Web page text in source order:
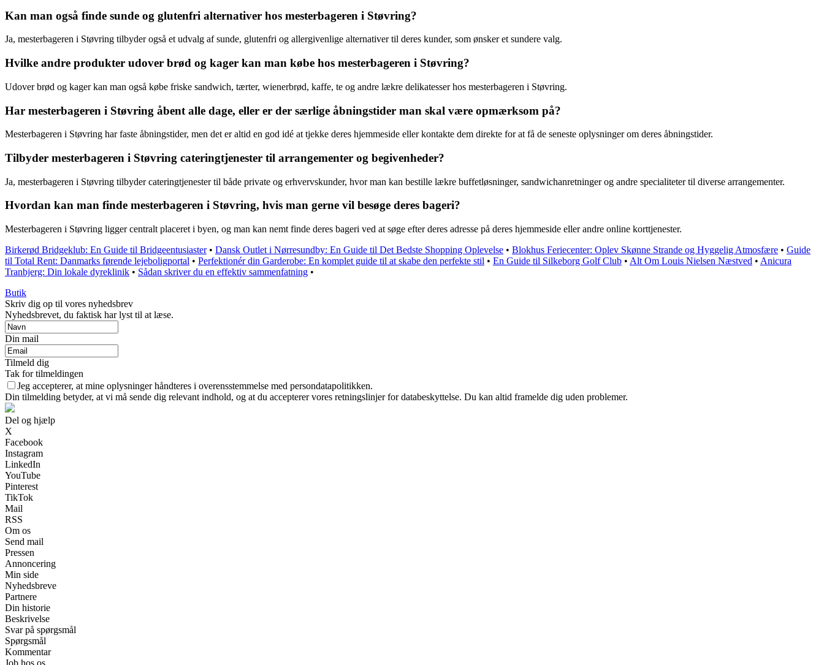
Kan man også finde sunde og glutenfri alternativer hos mesterbageren i Støvring?
Ja, mesterbageren i Støvring tilbyder også et udvalg af sunde, glutenfri og allergivenlige alternativer til deres kunder, som ønsker et sundere valg.
Hvilke andre produkter udover brød og kager kan man købe hos mesterbageren i Støvring?
Udover brød og kager kan man også købe friske sandwich, tærter, wienerbrød, kaffe, te og andre lækre delikatesser hos mesterbageren i Støvring.
Har mesterbageren i Støvring åbent alle dage, eller er der særlige åbningstider man skal være opmærksom på?
Mesterbageren i Støvring har faste åbningstider, men det er altid en god idé at tjekke deres hjemmeside eller kontakte dem direkte for at få de seneste oplysninger om deres åbningstider.
Tilbyder mesterbageren i Støvring cateringtjenester til arrangementer og begivenheder?
Ja, mesterbageren i Støvring tilbyder cateringtjenester til både private og erhvervskunder, hvor man kan bestille lækre buffetløsninger, sandwichanretninger og andre specialiteter til diverse arrangementer.
Hvordan kan man finde mesterbageren i Støvring, hvis man gerne vil besøge deres bageri?
Mesterbageren i Støvring ligger centralt placeret i byen, og man kan nemt finde deres bageri ved at søge efter deres adresse på deres hjemmeside eller andre online korttjenester.
Birkerød Bridgeklub: En Guide til Bridgeentusiaster• Dansk Outlet i Nørresundby: En Guide til Det Bedste Shopping Oplevelse • Blokhus Feriecenter: Oplev Skønne Strande og Hyggelig Atmosfære • Guide
til Total Rent: Danmarks førende lejeboligportal • Perfektionér din Garderobe: En komplet guide til at skabe den perfekte stil • En Guide til Silkeborg Golf Club • Alt Om Louis Nielsen Næstved • Anicura
Tranbjerg: Din lokale dyreklinik • Sådan skriver du en effektiv sammenfatning •
Butik
Skriv dig op til vores nyhedsbrev
Nyhedsbrevet, du faktisk har lyst til at læse.
Din mail
Tilmeld dig
Tak for tilmeldingen
Jeg accepterer, at mine oplysninger håndteres i overensstemmelse med persondatapolitikken.
Din tilmelding betyder, at vi må sende dig relevant indhold, og at du accepterer vores retningslinjer for databeskyttelse. Du kan altid framelde dig uden problemer.
Del og hjælp
X
Facebook
Instagram
LinkedIn
YouTube
Pinterest
TikTok
Mail
RSS
Om os
Send mail
Pressen
Annoncering
Min side
Nyhedsbreve
Partnere
Din historie
Beskrivelse
Svar på spørgsmål
Spørgsmål
Kommentar